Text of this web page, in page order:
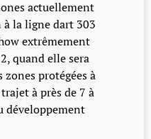
actuellement
la ligne dart 303
extrêmement
quand elle sera
zones protégées à
à près de 7 à
développement